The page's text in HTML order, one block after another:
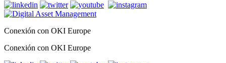
Conexión con OKI Europe
Conexión con OKI Europe